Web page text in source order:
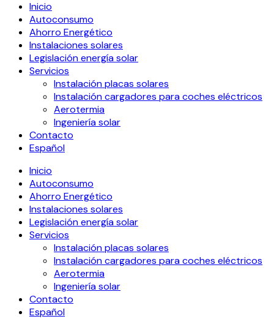
Inicio
Autoconsumo
Ahorro Energético
Instalaciones solares
Legislación energía solar
Servicios
Instalación placas solares
Instalación cargadores para coches eléctricos
Aerotermia
Ingeniería solar
Contacto
Español
Inicio
Autoconsumo
Ahorro Energético
Instalaciones solares
Legislación energía solar
Servicios
Instalación placas solares
Instalación cargadores para coches eléctricos
Aerotermia
Ingeniería solar
Contacto
Español